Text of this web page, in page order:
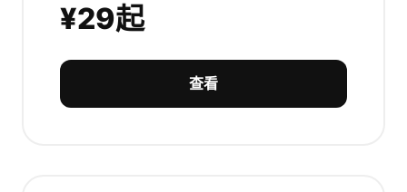
¥29起
查看